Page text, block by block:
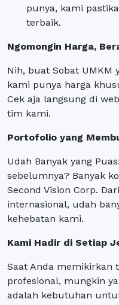
punya, kami
terbaik.
Ngomongin Harga,
Nih, buat Sobat UMKM
kami punya harga
Cek aja langsung di
tim kami.
Portofolio yang
Udah Banyak yang Puas!
sebelumnya? Banyak
Second Vision Corp.
internasional, udah
kehebatan kami.
Kami Hadir di Setiap
Saat Anda memikirkan
profesional, mungkin
adalah kebutuhan